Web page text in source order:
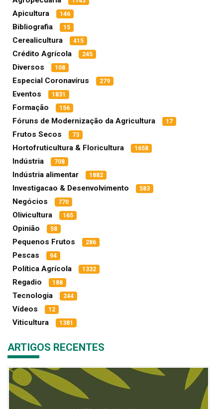
Apicultura 146
Bibliografia 15
Cerealicultura 415
Crédito Agrícola 245
Diversos 108
Especial Coronavírus 279
Eventos 1831
Formação 156
Fóruns de Modernização da Agricultura 17
Frutos Secos 73
Hortofruticultura & Floricultura 1658
Indústria 708
Indústria alimentar 1882
Investigacao & Desenvolvimento 583
Negócios 770
Olivicultura 165
Opinião 58
Pequenos Frutos 286
Pescas 94
Política Agrícola 1332
Regadio 188
Tecnologia 244
Vídeos 12
Viticultura 1381
ARTIGOS RECENTES